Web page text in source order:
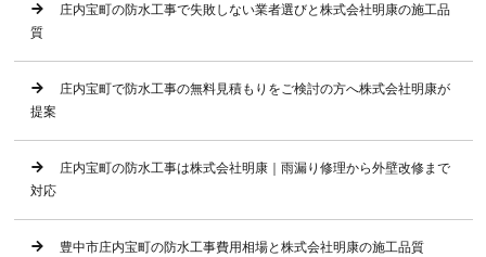
庄内宝町の防水工事で失敗しない業者選びと株式会社明康の施工品
質
庄内宝町で防水工事の無料見積もりをご検討の方へ株式会社明康が
提案
庄内宝町の防水工事は株式会社明康｜雨漏り修理から外壁改修まで
対応
豊中市庄内宝町の防水工事費用相場と株式会社明康の施工品質